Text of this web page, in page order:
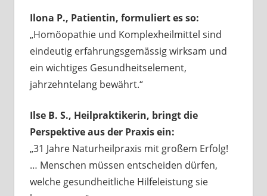
Ilona P., Patientin, formuliert es so:
„Homöopathie und Komplexheilmittel sind
eindeutig erfahrungsgemässig wirksam und
ein wichtiges Gesundheitselement,
jahrzehntelang bewährt.“
Ilse B. S., Heilpraktikerin, bringt die
Perspektive aus der Praxis ein:
„31 Jahre Naturheilpraxis mit großem Erfolg!
… Menschen müssen entscheiden dürfen,
welche gesundheitliche Hilfeleistung sie